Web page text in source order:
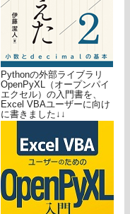
Pythonの外部ライブラリ
OpenPyXL（オープンパイ
エクセル）の入門書を、
Excel VBAユーザーに向け
に書きました↓↓